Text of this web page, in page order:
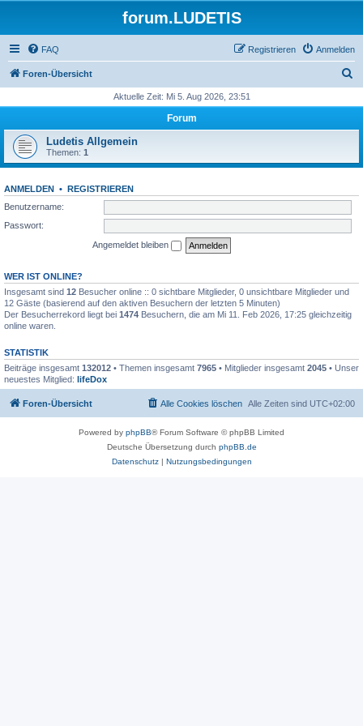
forum.LUDETIS
FAQ Anmelden
Registrieren
Foren-Übersicht
h
Aktuelle Zeit: Mi 5. Aug 2026, 23:51
Forum
Ludetis Allgemein
Themen: 1
ANMELDEN • REGISTRIEREN
Benutzername:
Passwort:
Angemeldet bleiben
WER IST ONLINE?
Insgesamt sind 12 Besucher online :: 0 sichtbare Mitglieder, 0 unsichtbare Mitglieder und
12 Gäste (basierend auf den aktiven Besuchern der letzten 5 Minuten)
Der Besucherrekord liegt bei 1474 Besuchern, die am Mi 11. Feb 2026, 17:25 gleichzeitig
online waren.
STATISTIK
Beiträge insgesamt 132012 • Themen insgesamt 7965 • Mitglieder insgesamt 2045 • Unser
neuestes Mitglied: lifeDox
Foren-Übersicht Alle Zeiten sind UTC+02:00
Alle Cookies löschen
Powered by phpBB® Forum Software © phpBB Limited
Deutsche Übersetzung durch phpBB.de
Datenschutz| Nutzungsbedingungen